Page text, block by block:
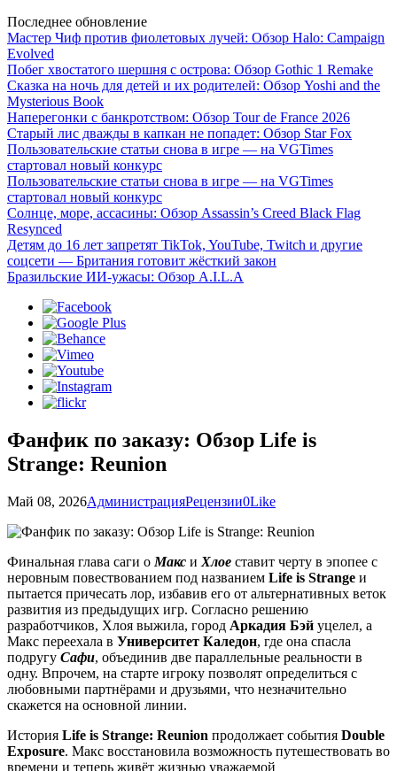
Последнее обновление
Мастер Чиф против фиолетовых лучей: Обзор Halo: Campaign
Evolved
Побег хвостатого шершня с острова: Обзор Gothic 1 Remake
Сказка на ночь для детей и их родителей: Обзор Yoshi and the
Mysterious Book
Наперегонки с банкротством: Обзор Tour de France 2026
Старый лис дважды в капкан не попадет: Обзор Star Fox
Пользовательские статьи снова в игре — на VGTimes
стартовал новый конкурс
Пользовательские статьи снова в игре — на VGTimes
стартовал новый конкурс
Солнце, море, ассасины: Обзор Assassin’s Creed Black Flag
Resynced
Детям до 16 лет запретят TikTok, YouTube, Twitch и другие
соцсети — Британия готовит жёсткий закон
Бразильские ИИ-ужасы: Обзор A.I.L.A
Фанфик по заказу: Обзор Life is
Strange: Reunion
Май 08, 2026АдминистрацияРецензии0Like
Финальная глава саги о Макс и Хлое ставит черту в эпопее с
неровным повествованием под названием Life is Strange и
пытается причесать лор, избавив его от альтернативных веток
развития из предыдущих игр. Согласно решению
разработчиков, Хлоя выжила, город Аркадия Бэй уцелел, а
Макс переехала в Университет Каледон, где она спасла
подругу Сафи, объединив две параллельные реальности в
одну. Впрочем, на старте игроку позволят определиться с
любовными партнёрами и друзьями, что незначительно
скажется на основной линии.
История Life is Strange: Reunion продолжает события Double
Exposure. Макс восстановила возможность путешествовать во
времени и теперь живёт жизнью уважаемой